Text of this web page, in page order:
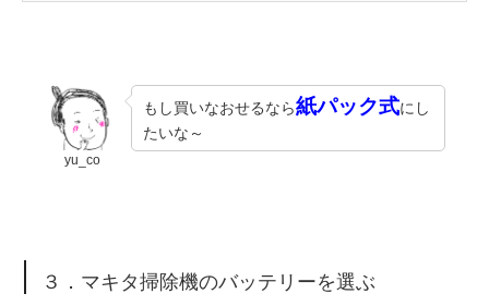
yu_co
もし買いなおせるなら紙パック式にし
たいな～
３．マキタ掃除機のバッテリーを選ぶ